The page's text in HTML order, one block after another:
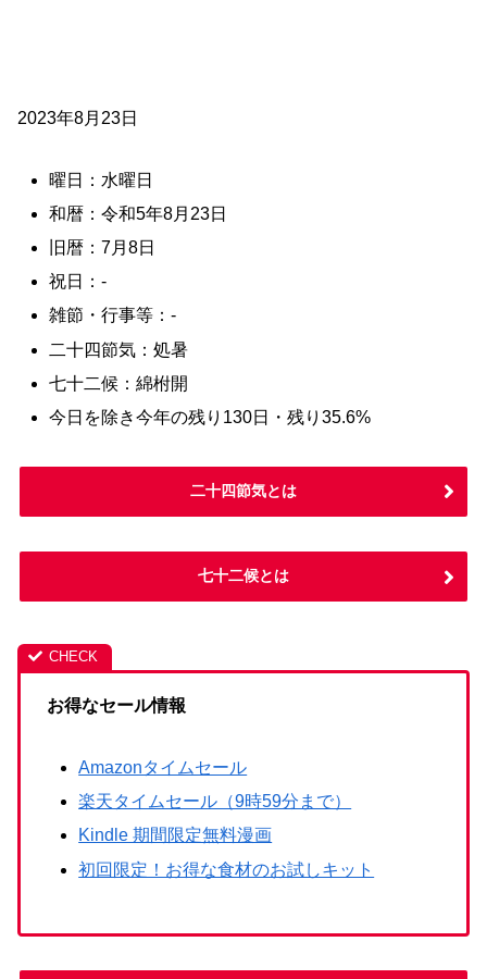
2023年8月23日
曜日：水曜日
和暦：令和5年8月23日
旧暦：7月8日
祝日：-
雑節・行事等：-
二十四節気：処暑
七十二候：綿柎開
今日を除き今年の残り130日・残り35.6%
二十四節気とは
七十二候とは
お得なセール情報
Amazonタイムセール
楽天タイムセール（9時59分まで）
Kindle 期間限定無料漫画
初回限定！お得な食材のお試しキット